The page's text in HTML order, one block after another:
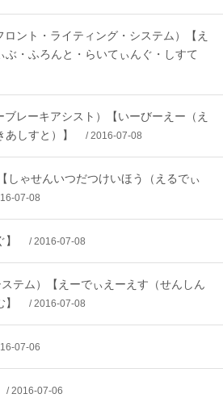
ント・ライティング・システム）【え
ぶ・ふろんと・らいてぃんぐ・しすて
レーキアシスト）【いーびーえー（え
しすと）】
/ 2016-07-08
しゃせんいつだつけいほう（えるでぃ
07-08
/ 2016-07-08
テム）【えーでぃえーえす（せんしん
/ 2016-07-08
07-06
/ 2016-07-06